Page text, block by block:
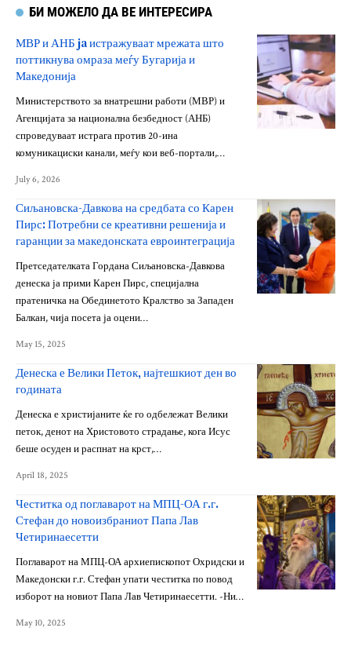
БИ МОЖЕЛО ДА ВЕ ИНТЕРЕСИРА
МВР и АНБ ja истражуваат мрежата што
поттикнува омраза меѓу Бугарија и
Македонија
Министерството за внатрешни работи (МВР) и
Агенцијата за национална безбедност (АНБ)
спроведуваат истрага против 20-ина
комуникациски канали, меѓу кои веб-портали,…
July 6, 2026
Сиљановска-Давкова на средбата со Карен
Пирс: Потребни се креативни решенија и
гаранции за македонската евроинтеграција
Претседателката Гордана Сиљановска-Давкова
денеска ја прими Карен Пирс, специјална
пратеничка на Обединетото Кралство за Западен
Балкан, чија посета ја оцени…
May 15, 2025
Денеска е Велики Петок, најтешкиот ден во
годината
Денеска е христијаните ќе го одбележат Велики
петок, денот на Христовото страдање, кога Исус
беше осуден и распнат на крст,…
April 18, 2025
Честитка од поглаварот на МПЦ-ОА г.г.
Стефан до новоизбраниот Папа Лав
Четиринаесетти
Поглаварот на МПЦ-ОА архиепископот Охридски и
Македонски г.г. Стефан упати честитка по повод
изборот на новиот Папа Лав Четиринаесетти. -Ни…
May 10, 2025